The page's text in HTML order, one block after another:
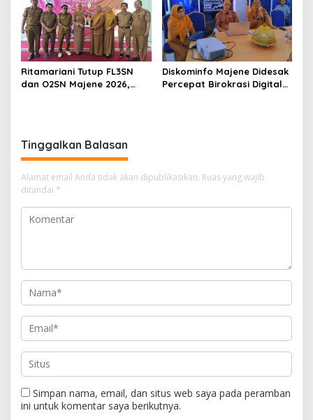
Ritamariani Tutup FL3SN
dan O2SN Majene 2026,
Diskominfo Majene Didesak
Percepat Birokrasi Digital
Tinggalkan Balasan
Alamat email Anda tidak akan dipublikasikan. Ruas yang wajib
ditandai *
Simpan nama, email, dan situs web saya pada peramban
ini untuk komentar saya berikutnya.